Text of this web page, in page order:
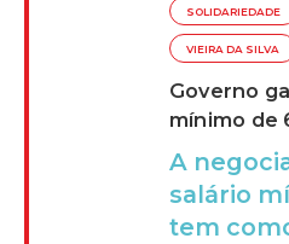
SOLIDARIEDADE
VIEIRA DA SILVA
Governo
mínimo de
A
salário
tem